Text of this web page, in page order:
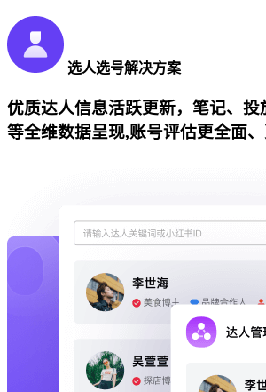
选人选号解决方案
优质达人信息活跃更新，笔记、投
等全维数据呈现,账号评估更全面、